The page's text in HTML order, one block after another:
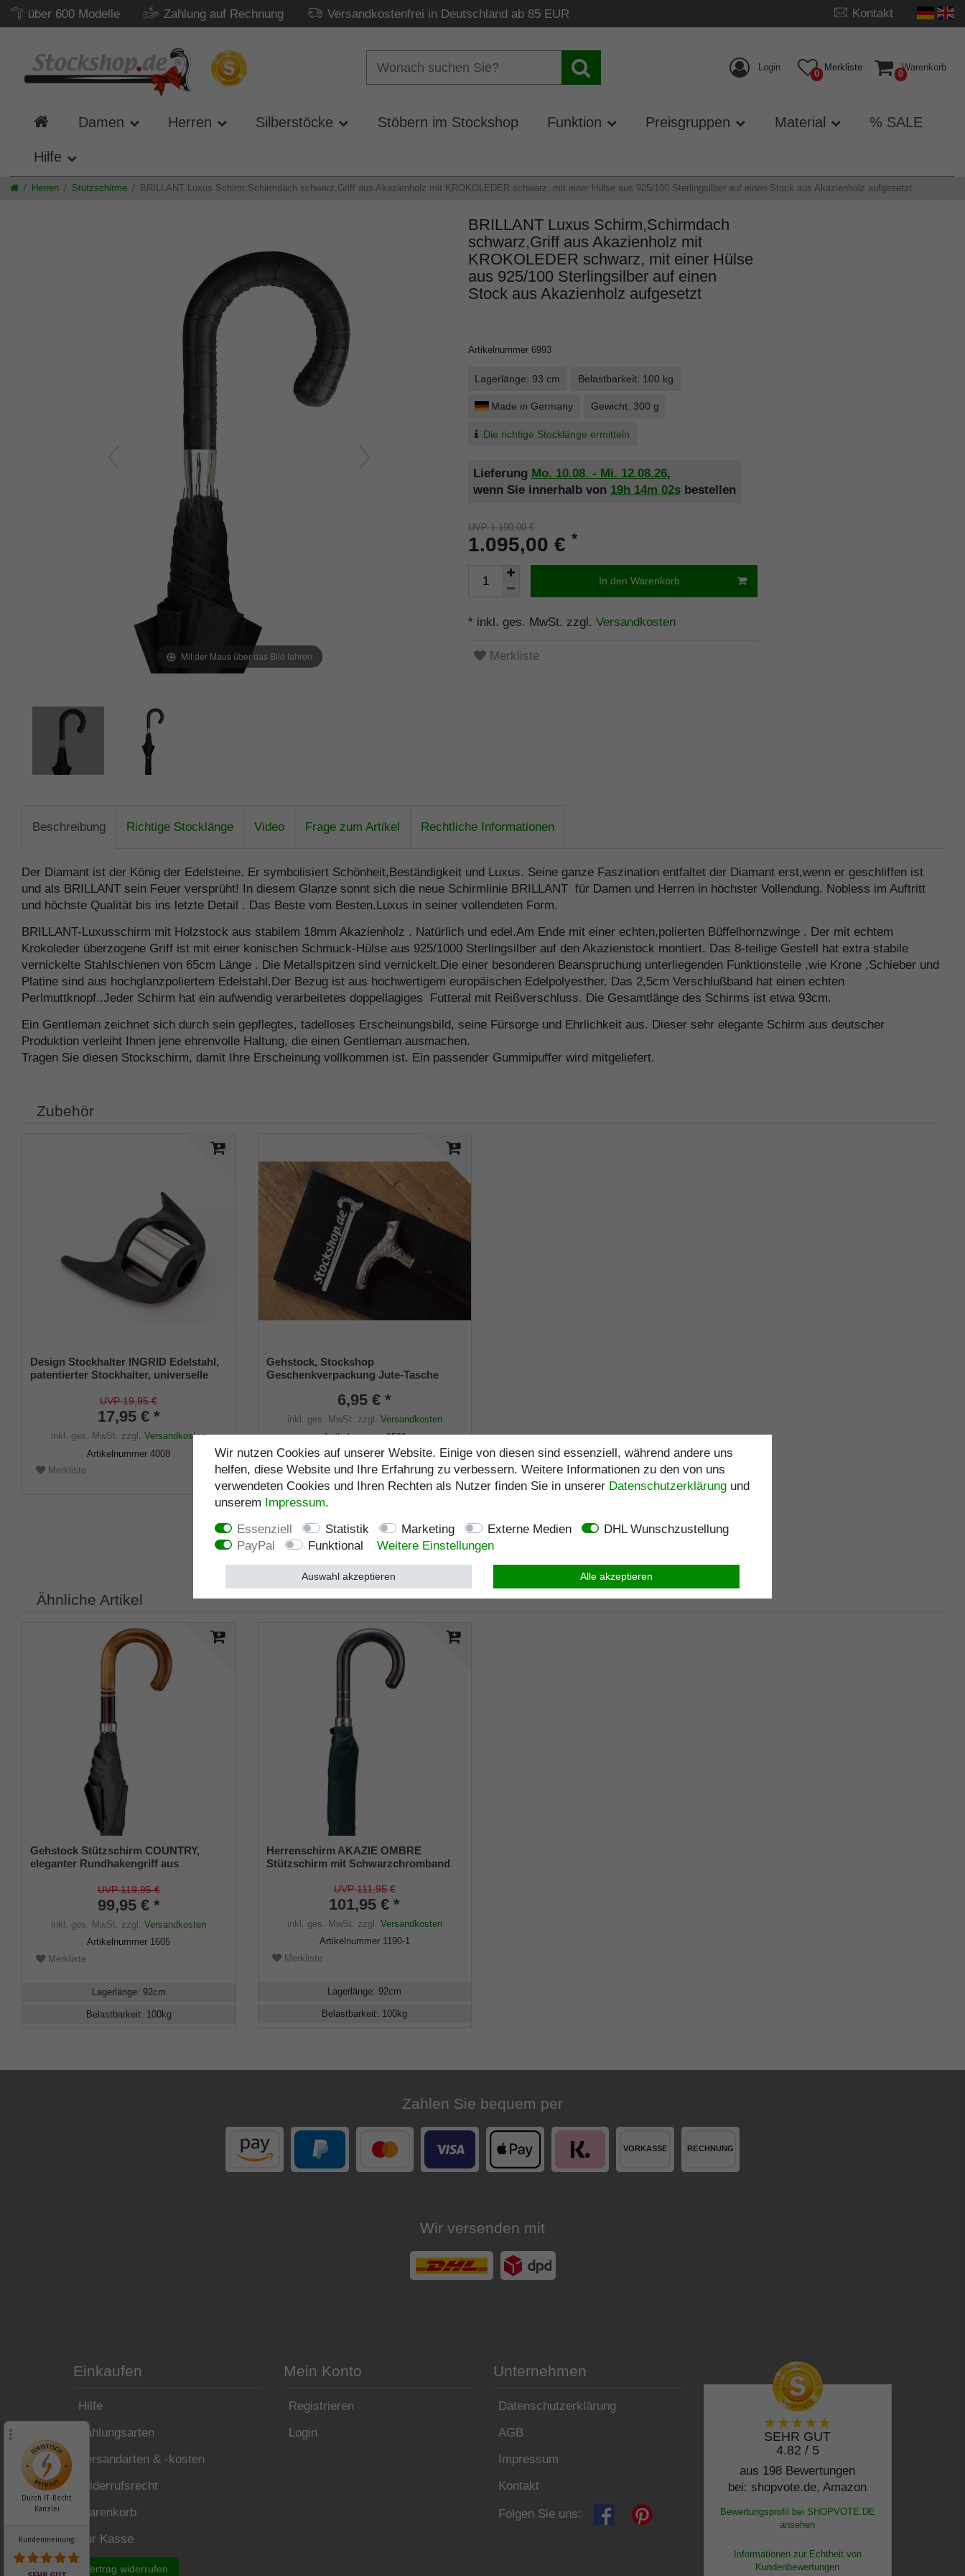
über 600 Modelle Zahlung auf Rechnung Versandkostenfrei in Deutschland ab 85 EUR Kontakt
Login
0
Merkliste
0
Warenkorb
Damen Herren Silberstöcke Stöbern im Stockshop Funktion Preisgruppen Material % SALE
Hilfe
Herren Stützschirme BRILLANT Luxus Schirm,Schirmdach schwarz,Griff aus Akazienholz mit KROKOLEDER schwarz, mit einer Hülse aus 925/100 Sterlingsilber auf einen Stock aus Akazienholz aufgesetzt
Mit der Maus über das Bild fahren
BRILLANT Luxus Schirm,Schirmdach
schwarz,Griff aus Akazienholz mit
KROKOLEDER schwarz, mit einer Hülse
aus 925/100 Sterlingsilber auf einen
Stock aus Akazienholz aufgesetzt
Artikelnummer 6993
Lagerlänge: 93 cm Belastbarkeit: 100 kg
Made in Germany Gewicht: 300 g
Die richtige Stocklänge ermitteln
Lieferung Mo. 10.08. - Mi. 12.08.26,
wenn Sie innerhalb von 19h 14m 01sbestellen
UVP 1.190,00 €
1.095,00 € *
In den Warenkorb
* inkl. ges. MwSt. zzgl. Versandkosten
Merkliste
Beschreibung Richtige Stocklänge Video Frage zum Artikel Rechtliche Informationen
Der Diamant ist der König der Edelsteine. Er symbolisiert Schönheit,Beständigkeit und Luxus. Seine ganze Faszination entfaltet der Diamant erst,wenn er geschliffen ist
und als BRILLANT sein Feuer versprüht! In diesem Glanze sonnt sich die neue Schirmlinie BRILLANT für Damen und Herren in höchster Vollendung. Nobless im Auftritt
und höchste Qualität bis ins letzte Detail . Das Beste vom Besten.Luxus in seiner vollendeten Form.
BRILLANT-Luxusschirm mit Holzstock aus stabilem 18mm Akazienholz . Natürlich und edel.Am Ende mit einer echten,polierten Büffelhornzwinge . Der mit echtem
Krokoleder überzogene Griff ist mit einer konischen Schmuck-Hülse aus 925/1000 Sterlingsilber auf den Akazienstock montiert. Das 8-teilige Gestell hat extra stabile
vernickelte Stahlschienen von 65cm Länge . Die Metallspitzen sind vernickelt.Die einer besonderen Beanspruchung unterliegenden Funktionsteile ,wie Krone ,Schieber und
Platine sind aus hochglanzpoliertem Edelstahl.Der Bezug ist aus hochwertigem europäischen Edelpolyesther. Das 2,5cm Verschlußband hat einen echten
Perlmuttknopf..Jeder Schirm hat ein aufwendig verarbeitetes doppellagiges Futteral mit Reißverschluss. Die Gesamtlänge des Schirms ist etwa 93cm.
Ein Gentleman zeichnet sich durch sein gepflegtes, tadelloses Erscheinungsbild, seine Fürsorge und Ehrlichkeit aus. Dieser sehr elegante Schirm aus deutscher
Produktion verleiht Ihnen jene ehrenvolle Haltung, die einen Gentleman ausmachen.
Tragen Sie diesen Stockschirm, damit Ihre Erscheinung vollkommen ist. Ein passender Gummipuffer wird mitgeliefert.
Zubehör
Design Stockhalter INGRID Edelstahl,
patentierter Stockhalter, universelle
UVP 19,95 €
17,95 € *
inkl. ges. MwSt. zzgl.Versandkosten
Artikelnummer4008
Merkliste
Gehstock, Stockshop
Geschenkverpackung Jute-Tasche
6,95 € *
inkl. ges. MwSt. zzgl. Versandkosten
Artikelnummer9590
Merkliste
Lagerlänge:103cm
Ähnliche Artikel
Gehstock Stützschirm COUNTRY,
eleganter Rundhakengriff aus
seidenmatt lackiert, vernickeltes Stabil-
Gestell mit 8 Doppelstreben aus ABS,
hochwertiger schwarzer Stoff, inklusiv
Stoffhülle
UVP 119,95 €
99,95 € *
inkl. ges. MwSt. zzgl.Versandkosten
Artikelnummer 1605
Merkliste
Lagerlänge: 92cm
Belastbarkeit: 100kg
Herrenschirm AKAZIE OMBRE
Stützschirm mit Schwarzchromband
UVP 111,95 €
101,95 € *
inkl. ges. MwSt. zzgl. Versandkosten
Artikelnummer 1190-1
Merkliste
Lagerlänge:92cm
Belastbarkeit: 100kg
Zahlen Sie bequem per
Wir versenden mit
Einkaufen
Hilfe
Zahlungsarten
Versandarten & -kosten
Widerrufsrecht
Warenkorb
Zur Kasse
Vertrag widerrufen
Mein Konto
Registrieren
Login
Unternehmen
Datenschutzerklärung
AGB
Impressum
Kontakt
Folgen Sie uns:
SEHR GUT
4.82 / 5
aus 198 Bewertungen
bei: shopvote.de, Amazon
Bewertungsprofil bei SHOPVOTE.DE
ansehen
Informationen zur Echtheit von
Kundenbewertungen
Wir nutzen Cookies auf unserer Website. Einige von diesen sind essenziell, während andere uns
helfen, diese Website und Ihre Erfahrung zu verbessern. Weitere Informationen zu den von uns
verwendeten Cookies und Ihren Rechten als Nutzer finden Sie in unserer Daten­schutz­erklärungund
unserem Impressum.
Essenziell
Statistik Marketing Externe Medien
DHL Wunschzustellung
PayPal
Funktional Weitere Einstellungen
Alle akzeptieren
Auswahl akzeptieren
Durch IT-Recht
Kanzlei
Kundenmeinung: